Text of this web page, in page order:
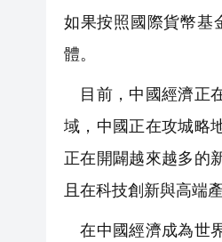
如果按照國際貨幣基
體。
目前，中國經濟正
域，中國正在攻城略
正在開闢越來越多的
且在科技創新與高端
在中國經濟成為世